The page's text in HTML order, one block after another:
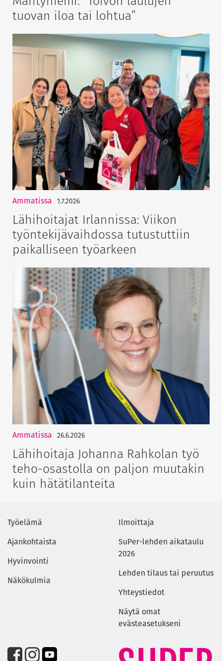
tuovan iloa tai lohtua”
Ammatissa 1.7.2026
Lähihoitajat Irlannissa: Viikon
työntekijävaihdossa tutustuttiin
paikalliseen työarkeen
Ammatissa 26.6.2026
Lähihoitaja Johanna Rahkolan työ
teho-osastolla on paljon muutakin
kuin hätätilanteita
Työelämä
Ajankohtaista
Hyvinvointi
Näkökulmia
Ilmoittaja
SuPer-lehden aikataulu
2026
Lehden tilaus tai peruutus
Yhteystiedot
Näytä omat
evästeasetukseni